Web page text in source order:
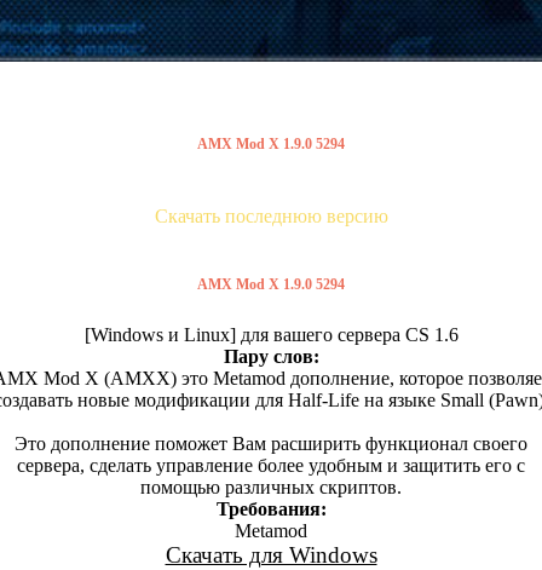
AMX Mod X 1.9.0 5294
Скачать последнюю версию
AMX Mod X 1.9.0 5294
[Windows и Linux] для вашего сервера CS 1.6
Пару слов:
Mod X (AMXX) это Metamod дополнение, которое
новые модификации для Half-Life на языке Small
Это дополнение поможет Вам расширить функционал своего
сервера, сделать управление более удобным и защитить его с
помощью различных скриптов.
Требования:
Metamod
Скачать для Windows